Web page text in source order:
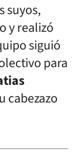
suyos,
y realizó
siguió
para
cabezazo